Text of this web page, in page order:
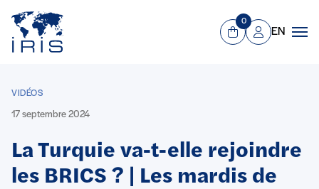
Aller au contenu principal
Panier
0
Mon compte
EN
VIDÉOS
17 septembre 2024
La Turquie va-t-elle rejoindre
les BRICS ? | Les mardis de